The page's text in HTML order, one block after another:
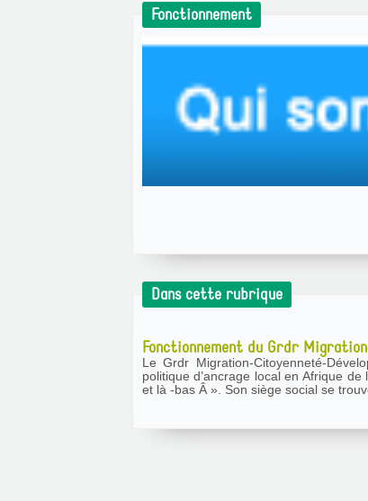
Fonctionnement
Dans cette rubrique
Fonctionnement du Grdr
Le Grdr Migration-Citoyenneté-Développement est une ONG internationale qui se
politique d’ancrage local en Afrique
et là -bas Â ». Son siège social se